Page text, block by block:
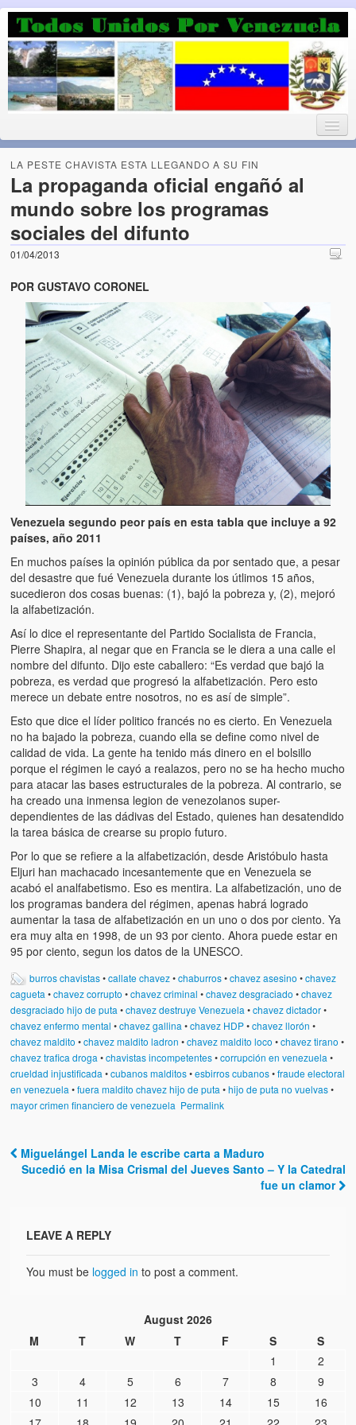
Luchando por la Democracia
Fuera el chavismo, la peor peste que le ha caido a esta tierra
Home
¡Bienvenido!
Blog. (Todos Unidos por Venezuela welcomes you to our Blog)
Acerca de este blog (About this Blog)
Artículos
El Tipo y los Rojos en Los Teques (The Jerk and the Reds in
Teques)
Hablé con Chavistas (I spoke with chavistas)
La burla del Chavez “tan amante de los niños” (The mockery of
Chavez “such a children lover”)
Los niños de las calles de Venezuela (Children of the streets of
Venezuela)
Luis y El Mono… en armas (Luis and El Mono… armed)
Puente Llaguno, Miraflores… ¿y Lina?
Radio Emisoras y canales de televisión clausurados por el
de Chávez hasta el 2009
Victimas del 11 de abril de 2002
Víctimas del régimen dictatorial de Chávez desde que tomó el
poder hasta el 31 de diciembre de 2009
Víctimas inocentes de la violencia castrista del 4 de Febrero de
1992
¡¡¡Miserable traidor, mira a tu pueblo!!! (Despicable traitor, look
your country!!!)
Fotos
Versos
Cuentos
Videos
Chistes
LA PESTE CHAVISTA ESTA LLEGANDO A SU FIN
La propaganda oficial engañó al
mundo sobre los programas
sociales del difunto
01/04/2013
POR GUSTAVO CORONEL
Venezuela segundo peor país en esta tabla que incluye a 92
países, año 2011
En muchos países la opinión pública da por sentado que, a pesar
del desastre que fué Venezuela durante los útlimos 15 años,
sucedieron dos cosas buenas: (1), bajó la pobreza y, (2), mejoró
la alfabetización.
Así lo dice el representante del Partido Socialista de Francia,
Pierre Shapira, al negar que en Francia se le diera a una calle el
nombre del difunto. Dijo este caballero: “Es verdad que bajó la
pobreza, es verdad que progresó la alfabetización. Pero esto
merece un debate entre nosotros, no es así de simple”.
Esto que dice el líder politico francés no es cierto. En Venezuela
no ha bajado la pobreza, cuando ella se define como nivel de
calidad de vida. La gente ha tenido más dinero en el bolsillo
porque el régimen le cayó a realazos, pero no se ha hecho mucho
para atacar las bases estructurales de la pobreza. Al contrario, se
ha creado una inmensa legion de venezolanos super-
dependientes de las dádivas del Estado, quienes han desatendido
la tarea básica de crearse su propio futuro.
Por lo que se refiere a la alfabetización, desde Aristóbulo hasta
Eljuri han machacado incesantemente que en Venezuela se
acabó el analfabetismo. Eso es mentira. La alfabetización, uno de
los programas bandera del régimen, apenas habrá logrado
aumentar la tasa de alfabetización en un uno o dos por ciento. Ya
era muy alta en 1998, de un 93 por ciento. Ahora puede estar en
95 por ciento, segun los datos de la UNESCO.
burros chavistas•callate chavez•chaburros•chavez asesino •chavez
cagueta •chavez corrupto •chavez criminal •chavez desgraciado •chavez
desgraciado hijo de puta •chavez destruye Venezuela •chavez dictador•
chavez enfermo mental •chavez gallina •chavez HDP•chavez llorón •
chavez maldito •chavez maldito ladron •chavez maldito loco •chavez tirano •
chavez trafica droga •chavistas incompetentes•corrupción en venezuela •
crueldad injustificada •cubanos malditos•esbirros cubanos•fraude electoral
en venezuela •fuera maldito chavez hijo de puta •hijo de puta no vuelvas•
mayor crimen financiero de venezuela Permalink
Post navigation
Miguelángel Landa le escribe carta a Maduro
Sucedió en la Misa Crismal del Jueves Santo – Y la Catedral
fue un clamor
LEAVE A REPLY
You must be logged in to post a comment.
August 2026
M
T W T F S
S
1
2
3
4 5 6 7 8
9
10
11 12 13 14 15
16